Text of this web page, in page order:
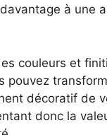
à une
couleurs et
pouvez
décoratif de
donc la